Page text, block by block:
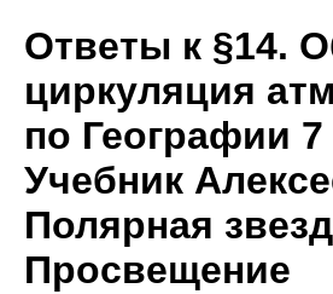
Ответы к §14.
циркуляция
по Географии 7
Учебник
Полярная
Просвещение